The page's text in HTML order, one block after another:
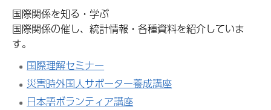
国際関係を知る・学ぶ
国際関係の催し、統計情報・各種資料を紹介していま
す。
国際理解セミナー
災害時外国人サポーター養成講座
日本語ボランティア講座